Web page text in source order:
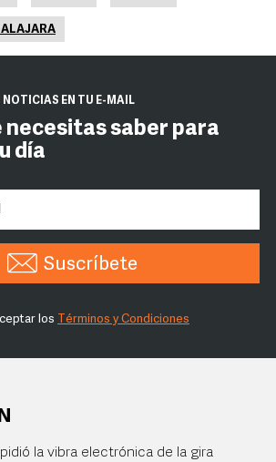
NOTICIAS EN TU E-MAIL
necesitas saber para
día
Suscríbete
los Términos y Condiciones
la vibra electrónica de la gira